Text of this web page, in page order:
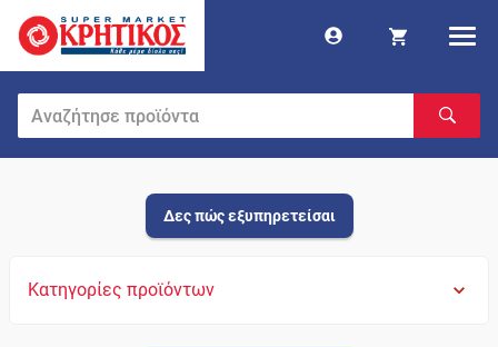
Δες πώς εξυπηρετείσαι
Κατηγορίες προϊόντων